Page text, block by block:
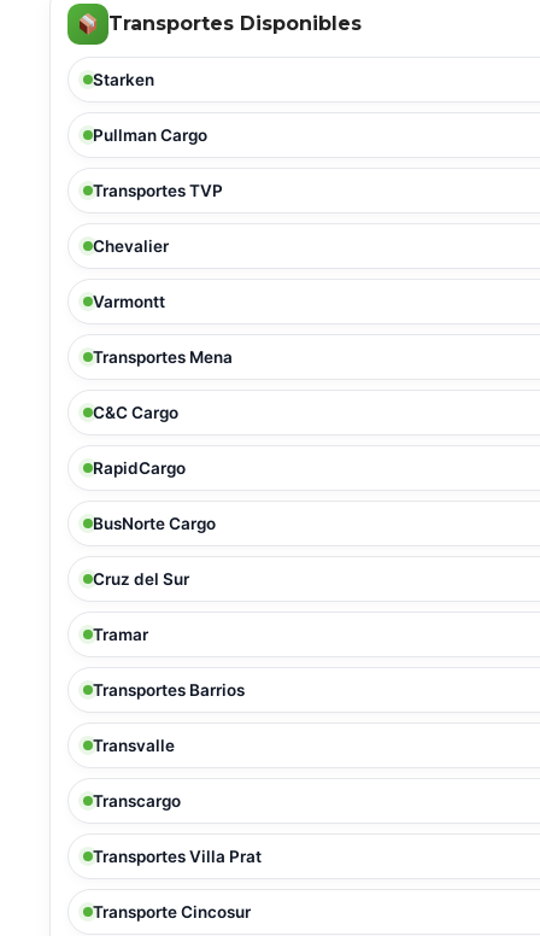
Transportes Disponibles
Starken
Pullman Cargo
Transportes TVP
Chevalier
Varmontt
Transportes Mena
C&C Cargo
RapidCargo
BusNorte Cargo
Cruz del Sur
Tramar
Transportes Barrios
Transvalle
Transcargo
Transportes Villa Prat
Transporte Cincosur